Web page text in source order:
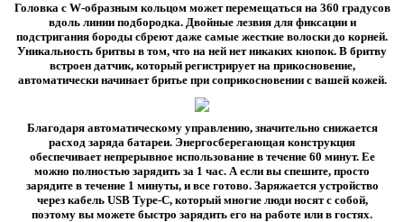
Головка с W-образным кольцом может перемещаться на 360 градусов
вдоль линии подбородка. Двойные лезвия для фиксации и
подстригания бороды сбреют даже самые жесткие волоски до корней.
Уникальность бритвы в том, что на ней нет никаких кнопок. В бритву
встроен датчик, который регистрирует на прикосновение,
автоматически начинает бритье при соприкосновении с вашей кожей.
Благодаря автоматическому управлению, значительно снижается
расход заряда батареи. Энергосберегающая конструкция
обеспечивает непрерывное использование в течение 60 минут. Ее
можно полностью зарядить за 1 час. А если вы спешите, просто
зарядите в течение 1 минуты, и все готово. Заряжается устройство
через кабель USB Type-C, который многие люди носят с собой,
поэтому вы можете быстро зарядить его на работе или в гостях.